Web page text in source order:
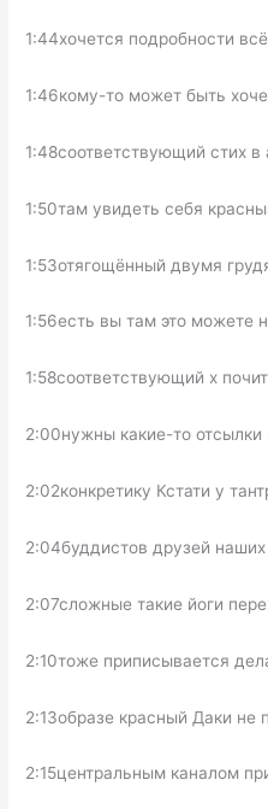
1:44хочется подробности
1:46кому-то может быть
1:48соответствующий стих в
1:50там увидеть себя
1:53отягощённый двумя
1:56есть вы там это можете
1:58соответствующий х
2:00нужны какие-то отсылки
2:02конкретику Кстати у
2:04буддистов друзей
2:07сложные такие йоги
2:10тоже приписывается
2:13образе красный Даки не
2:15центральным каналом